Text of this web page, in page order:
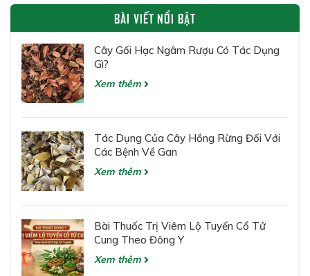
BÀI VIẾT NỔI BẬT
Cây Gối Hạc Ngâm Rượu Có Tác Dụng
Gì?
Xem thêm
Tác Dụng Của Cây Hồng Rừng Đối Với
Các Bệnh Về Gan
Xem thêm
Bài Thuốc Trị Viêm Lộ Tuyến Cổ Tử
Cung Theo Đông Y
Xem thêm